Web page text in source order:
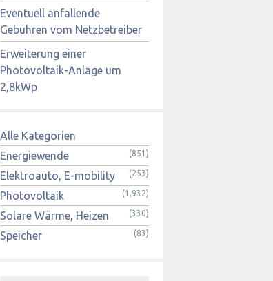
Eventuell anfallende
Gebühren vom Netzbetreiber
Erweiterung einer
Photovoltaik-Anlage um
2,8kWp
Alle Kategorien
Energiewende
(851)
Elektroauto, E-mobility (253)
Photovoltaik (1,932)
Solare Wärme, Heizen (330)
Speicher (83)